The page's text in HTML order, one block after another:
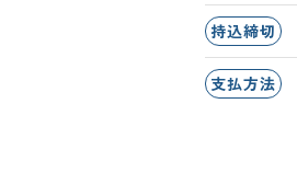
持込締切
支払方法